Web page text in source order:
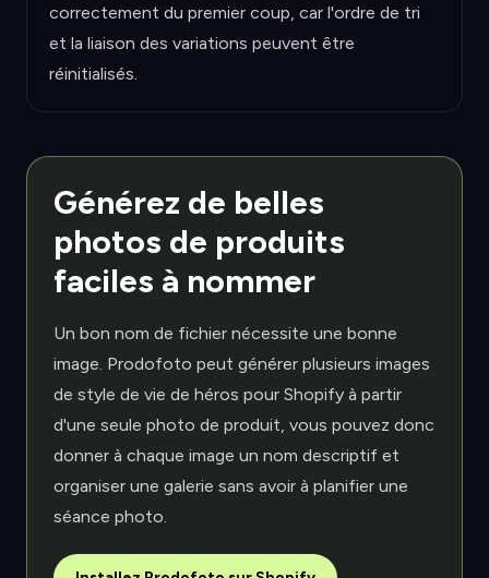
correctement du premier coup, car l'ordre de tri
et la liaison des variations peuvent être
réinitialisés.
Générez de belles
photos de produits
faciles à nommer
Un bon nom de fichier nécessite une bonne
image. Prodofoto peut générer plusieurs images
de style de vie de héros pour Shopify à partir
d'une seule photo de produit, vous pouvez donc
donner à chaque image un nom descriptif et
organiser une galerie sans avoir à planifier une
séance photo.